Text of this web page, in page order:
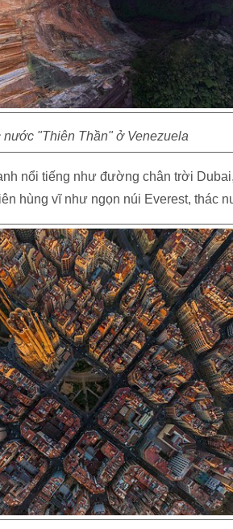
nước "Thiên Thần" ở Venezuela
nổi tiếng như đường chân trời
hùng vĩ như ngọn núi Everest, thác